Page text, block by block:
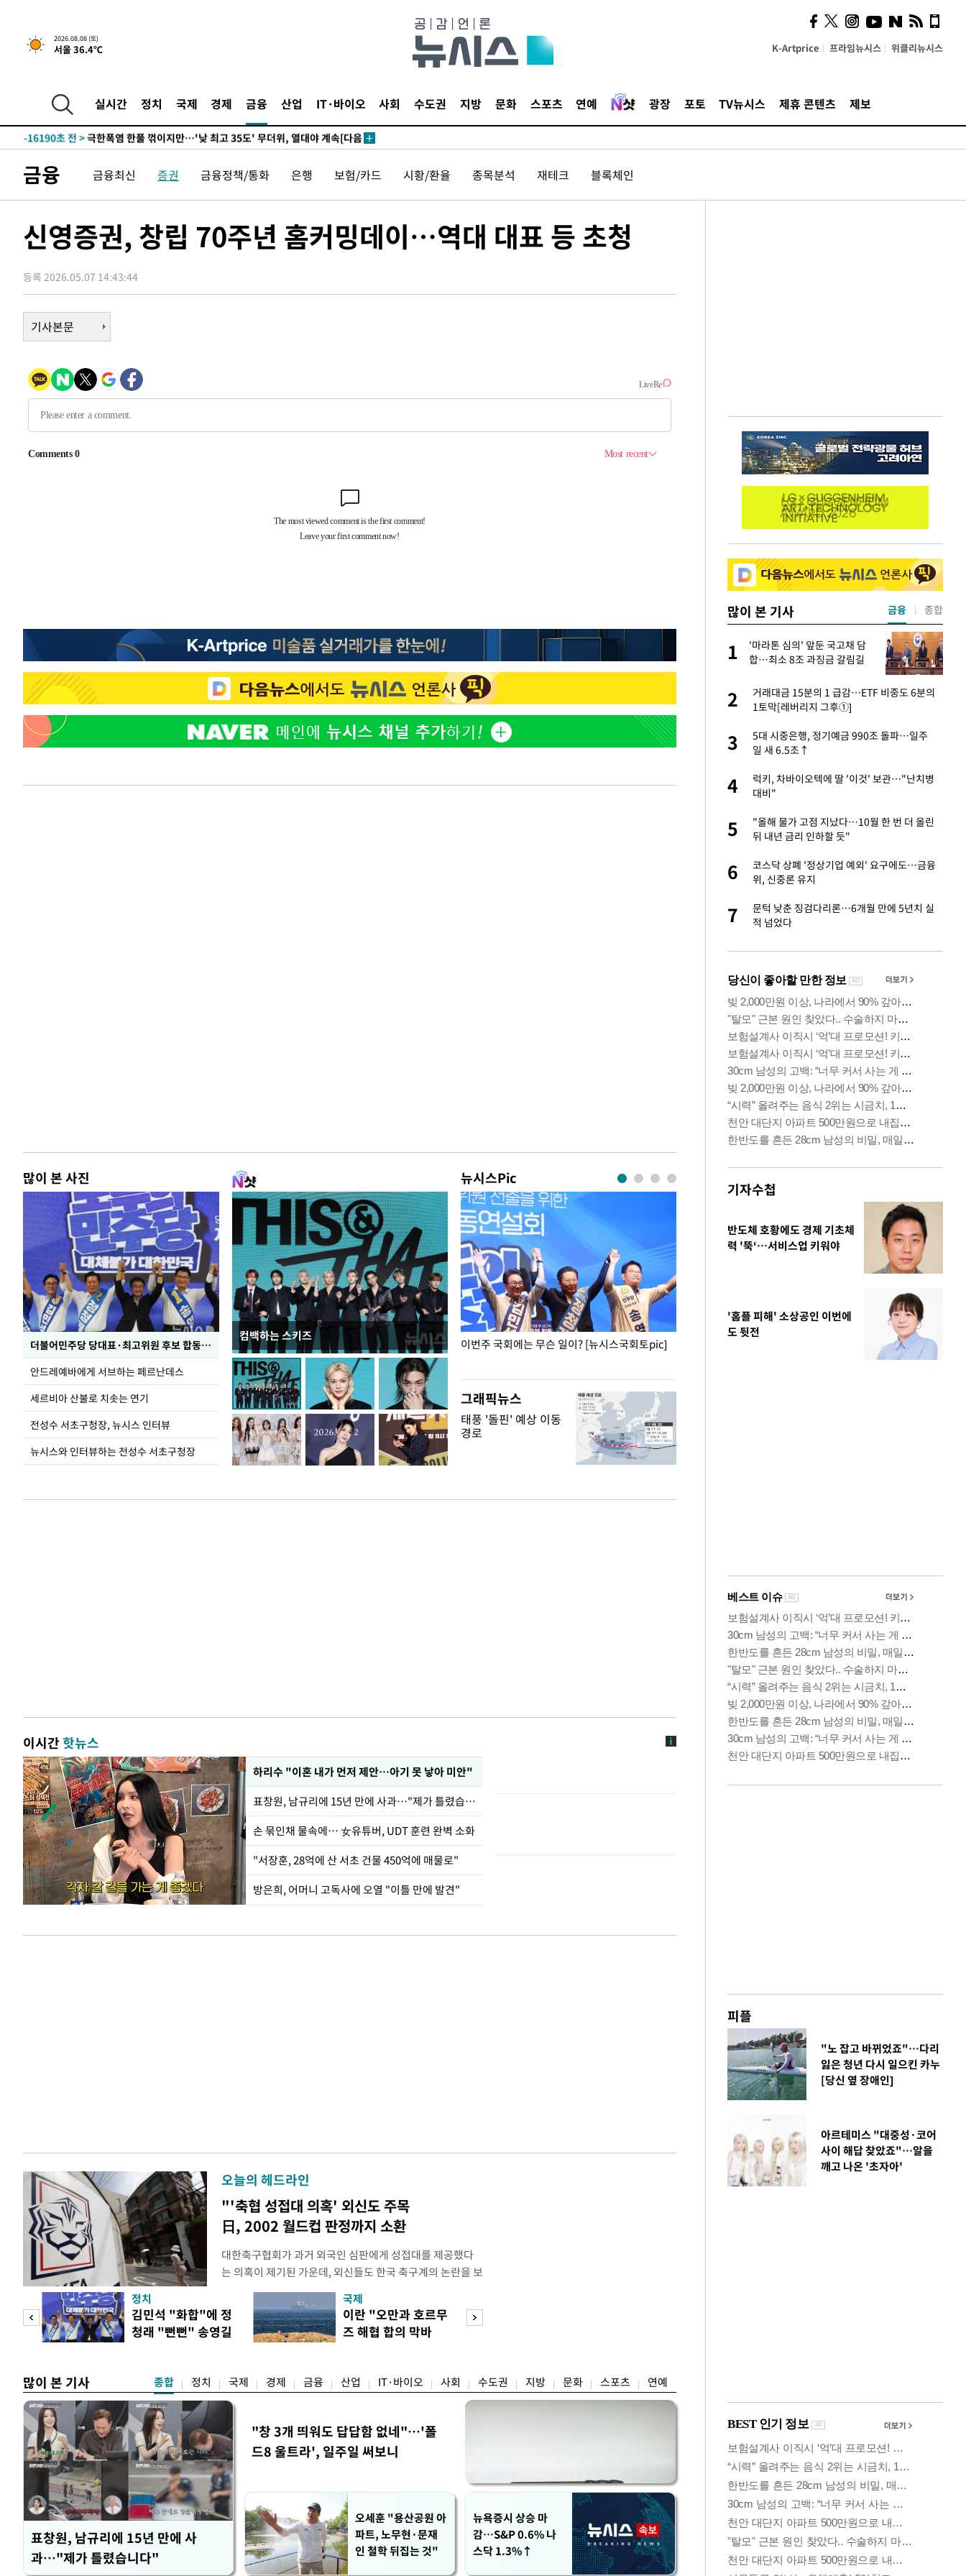
2026.08.08 (토)
서울 36.4℃ K-Artprice 프라임뉴시스 위클리뉴시스
실시간 정치 국제 경제 금융 산업 IT·바이오 사회 수도권 지방 문화 스포츠 연예 광장 포토 TV뉴시스 제휴 콘텐츠 제보
-25343초 전 >백운산서 80년근 천종산삼 9뿌리 발견…감정가 1.3억원
-23053초 전 >선재도서 해루질 나섰다 실종 60대, 닷새 만에 숨진 채 발견
-19963초 전 >
여수 오동도 해상서 모터보트 전복…1명 사망·1명 실종
-16190초 전 >
주 날씨]
-13208초 전 >축구협회 "압수수색·성접대 논란 사과…쇄신의 기회로 삼겠다"
송"
-346초 전 >
'최고 37도' 폭염 지속…강원동해안 최대 150㎜ 비
1시간 전 >[속보]뉴욕증시 상승 마감…S&P 0.6% 나스닥 1.3%↑
-25363초 전 >백운산서 80년근 천종산삼 9뿌리 발견…감정가 1.3억원
-20607초 전 >남자 농구, 나고야 아시안게임서 '홈팀' 일본과 한일전
-19983초 전 >여수 오동도 해상서 모터보트 전복…1명 사망·1명 실종
-16210초 전 >
주 날씨]
-13228초 전 >축구협회 "압수수색·성접대 논란 사과…쇄신의 기회로 삼겠다"
송"
-366초 전 >'최고 37도' 폭염 지속…강원동해안 최대 150㎜ 비
1시간 전 >[속보]뉴욕증시 상승 마감…S&P 0.6% 나스닥 1.3%↑
금융 금융최신 증권 금융정책/통화 은행 보험/카드 시황/환율 종목분석 재테크 블록체인
신영증권, 창립 70주년 홈커밍데이…역대 대표 등 초청
등록 2026.05.07 14:43:44
기사본문
많이 본 사진
더불어민주당 당대표·최고위원 후보 합동연설회
안드레예바에게 서브하는 페르난데스
세르비아 산불로 치솟는 연기
전성수 서초구청장, 뉴시스 인터뷰
뉴시스와 인터뷰하는 전성수 서초구청장
컴백하는 스키즈
뉴시스Pic
이 대통령, 국가폭력 피해자에 위로·사과…"국가
가 책임지고 치유"
이번주 국회에는 무슨 일이? [뉴시스국회토pic] 사진으로 보는
그래픽뉴스
태풍 '돌핀' 예상 이동
경로
이시간핫뉴스
하리수 "이혼 내가 먼저 제안…아기 못 낳아 미안"
표창원, 남규리에 15년 만에 사과…"제가 틀렸습니다"
손 묶인채 물속에… 女유튜버, UDT 훈련 완벽 소화
"서장훈, 28억에 산 서초 건물 450억에 매물로"
방은희, 어머니 고독사에 오열 "이틀 만에 발견"
오늘의 헤드라인
"'축협 성접대 의혹' 외신도 주목
日, 2002 월드컵 판정까지 소환
대한축구협회가 과거 외국인 심판에게 성접대를 제공했다
는 의혹이 제기된 가운데, 외신들도 한국 축구계의 논란을 보
도하면서 파장이 커지고 있다. 지난 6일 JTBC는 문화체육관
광부가 2016년 작성한 감사보고서를 바탕으로 축구협회가
2011년 3월부터 2012년 3월까지 1년 동안 국가대표팀 경기
에 참여한 외국인 심판들에게 성접대를 한 정황이 드러났다
정치
김민석 "화합"에 정
청래 "뻔뻔" 송영길
국제
이란 "오만과 호르무
즈 해협 합의 막바
많이 본 기사 종합 정치 국제 경제 금융 산업 IT·바이오 사회 수도권 지방 문화 스포츠 연예
표창원, 남규리에 15년 만에 사
과…"제가 틀렸습니다"
"창 3개 띄워도 답답함 없네"…'폴
드8 울트라', 일주일 써보니
오세훈 "용산공원 아
파트, 노무현·문재
인 철학 뒤집는 것"
뉴욕증시 상승 마
감…S&P 0.6% 나
스닥 1.3%↑
많이 본 기사
표창원, 남규리에 15년 만에
사과…"제가 틀렸습니다"
2
라', 일주일 써보니
3
오세훈 "용산공원 아파트, 노무현·문재인 철
학 뒤집는 것"
4
1
'마라톤 심의' 앞둔 국고채 담
합…최소 8조 과징금 갈림길
2
거래대금 15분의 1 급감…ETF 비중도 6분의
1토막[레버리지 그후①]
3
5대 시중은행, 정기예금 990조 돌파…일주
일 새 6.5조↑
4
럭키, 차바이오텍에 딸 '이것' 보관…"난치병
대비"
5
"올해 물가 고점 지났다…10월 한 번 더 올린
뒤 내년 금리 인하할 듯"
6
코스닥 상폐 '정상기업 예외' 요구에도…금융
위, 신중론 유지
7
문턱 낮춘 징검다리론…6개월 만에 5년치 실
적 넘었다
금융 종합
기자수첩
반도체 호황에도 경제 기초체
력 '뚝‘…서비스업 키워야
'홈플 피해' 소상공인 이번에
도 뒷전
피플
"노 잡고 바뀌었죠"…다리
잃은 청년 다시 일으킨 카누
[당신 옆 장애인]
아르테미스 "대중성·코어
사이 해답 찾았죠"…알을
깨고 나온 '초자아'